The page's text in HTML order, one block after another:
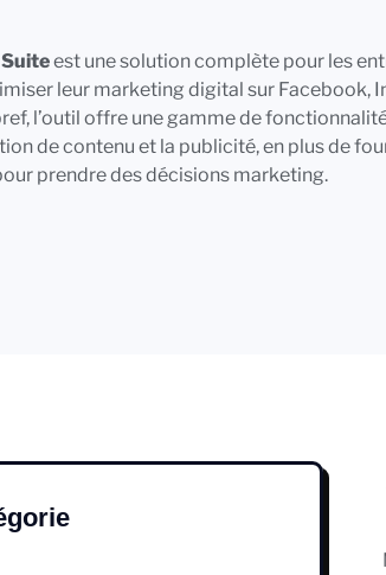
est une solution complète pour les
leur marketing digital sur Facebook,
l’outil offre une gamme de
de contenu et la publicité, en plus de
prendre des décisions marketing.